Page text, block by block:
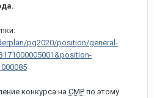
pg2020/position/general-
конкурса на СМР по этому